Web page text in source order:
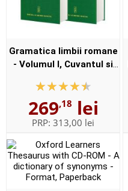
Gramatica limbii romane
- Volumul I, Cuvantul si
Elaborata sub egida
Institutului de
Lingvistica,,...
269,18 lei
PRP: 313,00 lei